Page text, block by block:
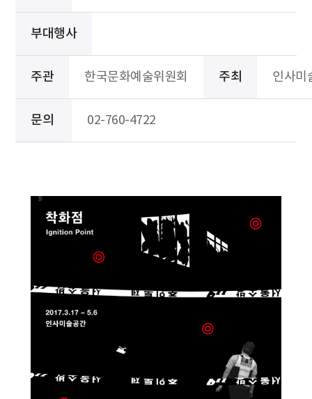
부대행사
주관 한국문화예술위원회 주최 인사미
문의 02-760-4722